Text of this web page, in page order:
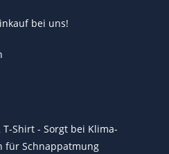
bei uns!
T-Shirt - Sorgt bei Klima-
für Schnappatmung